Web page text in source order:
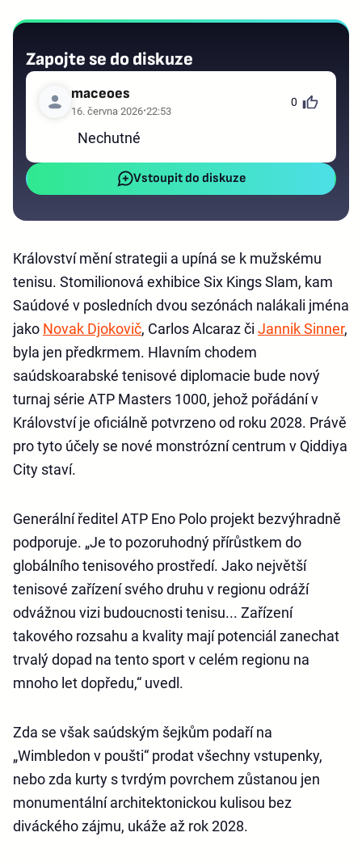
Zapojte se do diskuze
maceoes
16. června 2026 22:53
0
Nechutné
Vstoupit do diskuze
Království mění strategii a upíná se k mužskému
tenisu. Stomilionová exhibice Six Kings Slam, kam
Saúdové v posledních dvou sezónách nalákali jména
jako Novak Djokovič, Carlos Alcaraz či Jannik Sinner,
byla jen předkrmem. Hlavním chodem
saúdskoarabské tenisové diplomacie bude nový
turnaj série ATP Masters 1000, jehož pořádání v
Království je oficiálně potvrzeno od roku 2028. Právě
pro tyto účely se nové monstrózní centrum v Qiddiya
City staví.
Generální ředitel ATP Eno Polo projekt bezvýhradně
podporuje. „Je to pozoruhodný přírůstkem do
globálního tenisového prostředí. Jako největší
tenisové zařízení svého druhu v regionu odráží
odvážnou vizi budoucnosti tenisu... Zařízení
takového rozsahu a kvality mají potenciál zanechat
trvalý dopad na tento sport v celém regionu na
mnoho let dopředu,“ uvedl.
Zda se však saúdským šejkům podaří na
„Wimbledon v poušti“ prodat všechny vstupenky,
nebo zda kurty s tvrdým povrchem zůstanou jen
monumentální architektonickou kulisou bez
diváckého zájmu, ukáže až rok 2028.